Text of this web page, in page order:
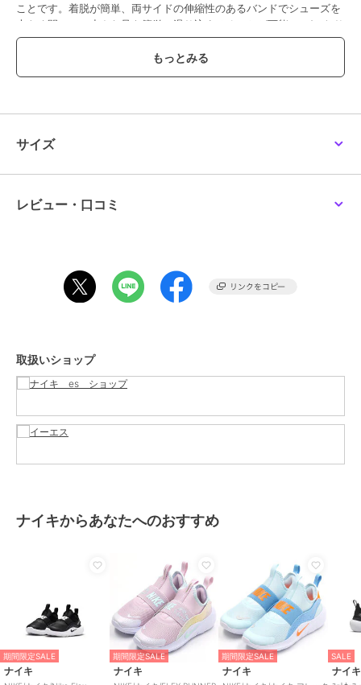
ことです。着脱が簡単、両サイドの伸縮性のあるバンドでシューズを
大きく開いて、小さな足を簡単に滑り込ませることが可能。 ぴったり
と快適にフィットする履き心地。フレックス プラスは、名前のとお
り、柔軟性に優れたシューズ。 底に深い溝を刻むことで屈曲しやすく
し、足の自然な動きをサポート。涼しくて快適、通気性に優れた柔ら
キッズのために、つま先周辺にスキンレイヤーを施して耐久性を強
化。
ス
商品カテゴリ ベビーシューズ
ガールズ
ューズ
サイズ 17.0,18.0,19.0
ベビーシューズ
ライフスタイル
ファーストシューズ
ライフスタイル
原産国 インドネシア製
サイズ
レビュー・口コミ
取扱いショップ
ナイキからあなたへのおすすめ
期間限定SALE
ナイキ
期間限定SALE
ナイキ
期間限定SALE
ナイキ
SALE
ナイキ